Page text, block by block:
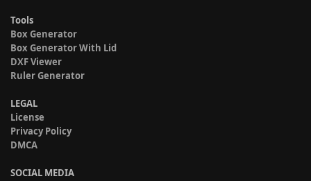
Tools
Box Generator
Box Generator With Lid
DXF Viewer
Ruler Generator
LEGAL
License
Privacy Policy
DMCA
SOCIAL MEDIA